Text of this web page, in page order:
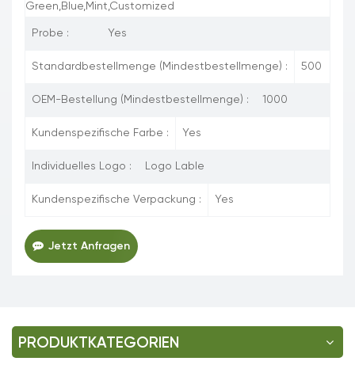
Green,Blue,Mint,Customized
Probe : Yes
Standardbestellmenge (Mindestbestellmenge) : 500
OEM-Bestellung (Mindestbestellmenge) : 1000
Kundenspezifische Farbe : Yes
Individuelles Logo : Logo Lable
Kundenspezifische Verpackung : Yes
Jetzt Anfragen
PRODUKTKATEGORIEN